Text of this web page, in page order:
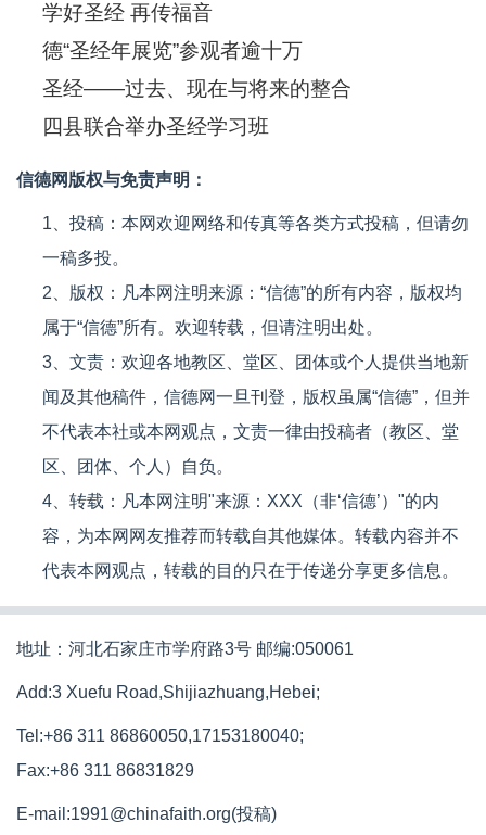
学好圣经 再传福音
德“圣经年展览”参观者逾十万
圣经——过去、现在与将来的整合
四县联合举办圣经学习班
信德网版权与免责声明：
1、投稿：本网欢迎网络和传真等各类方式投稿，但请勿
一稿多投。
2、版权：凡本网注明来源：“信德”的所有内容，版权均
属于“信德”所有。欢迎转载，但请注明出处。
3、文责：欢迎各地教区、堂区、团体或个人提供当地新
闻及其他稿件，信德网一旦刊登，版权虽属“信德”，但并
不代表本社或本网观点，文责一律由投稿者（教区、堂
区、团体、个人）自负。
4、转载：凡本网注明"来源：XXX（非‘信德’）"的内
容，为本网网友推荐而转载自其他媒体。转载内容并不
代表本网观点，转载的目的只在于传递分享更多信息。
地址：河北石家庄市学府路3号 邮编:050061
Add:3 Xuefu Road,Shijiazhuang,Hebei;
Tel:+86 311 86860050,17153180040;
Fax:+86 311 86831829
E-mail:1991@chinafaith.org(投稿)